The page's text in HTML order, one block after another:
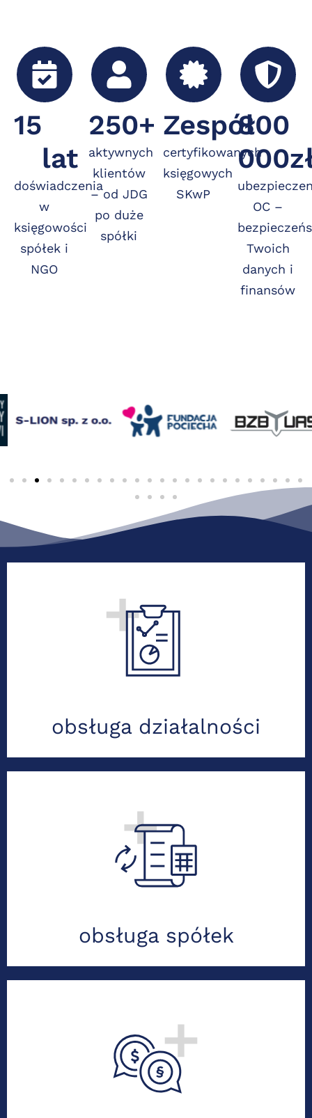
15
lat
doświadczenia
w
księgowości
spółek i
NGO
250+
aktywnych
klientów
– od JDG
po duże
spółki
Zespół
certyfikowanych
księgowych
SKwP
800
000
OC –
Twoich
danych i
finansów
obsługa działalności
Proste rozliczenia. Minimum
formalności. Pełne wsparcie na starcie i
w rozwoju.
obsługa spółek
Dedykowany plan kont i sprawozdania.
Raporty zarządcze na czas.
Bezpieczeństwo i zgodność.
Doświadczenie w obsłudze OPP, dotacji i
1,5%. Księgowość zgodna z przepisami
dla NGO.